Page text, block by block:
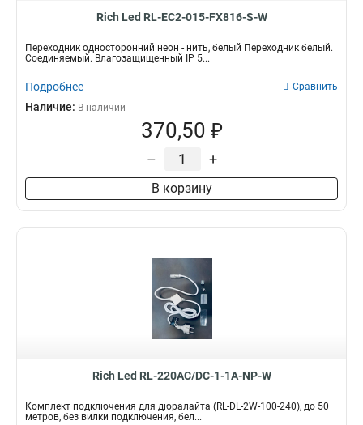
Rich Led RL-EC2-015-FX816-S-W
Переходник односторонний неон - нить, белый Переходник белый.
Соединяемый. Влагозащищенный IP 5...
Подробнее Сравнить
Наличие: В наличии
370,50 ₽
– +
В корзину
Rich Led RL-220AC/DC-1-1A-NP-W
Комплект подключения для дюралайта (RL-DL-2W-100-240), до 50
метров, без вилки подключения, бел...